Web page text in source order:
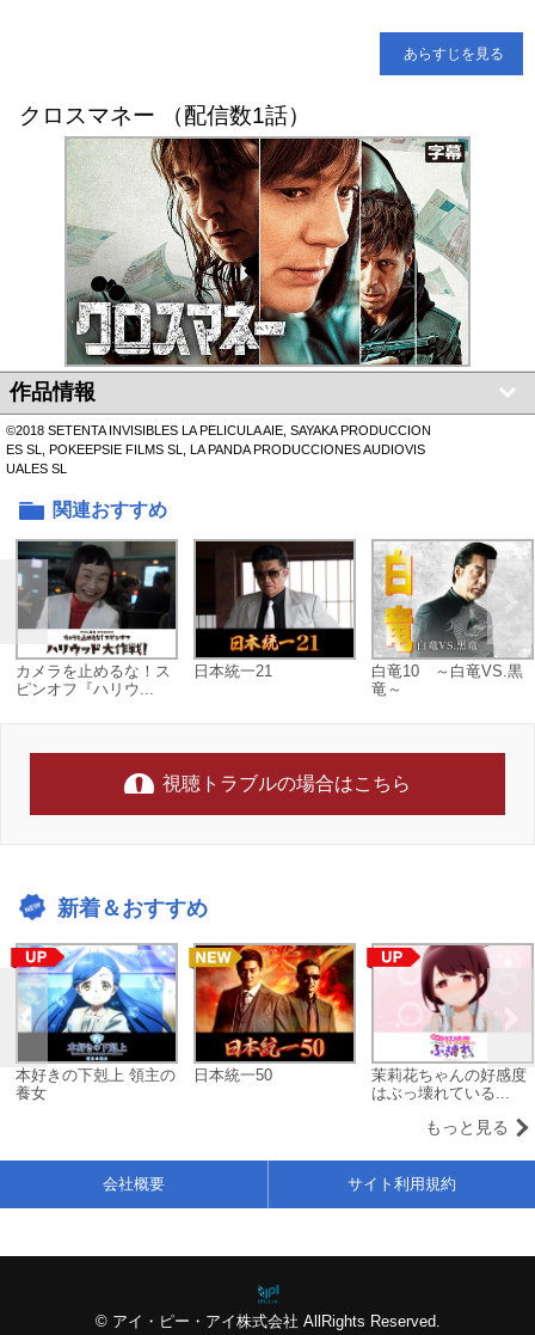
あらすじを見る
クロスマネー （配信数1話）
作品情報
©2018 SETENTA INVISIBLES LA PELICULA AIE, SAYAKA PRODUCCION
ES SL, POKEEPSIE FILMS SL, LA PANDA PRODUCCIONES AUDIOVIS
UALES SL
関連おすすめ
カメラを止めるな！ス
ピンオフ『ハリウ...
日本統一21
白竜10 ～白竜VS.黒
竜～
視聴トラブルの場合はこちら
新着＆おすすめ
本好きの下剋上 領主の
養女
日本統一50
茉莉花ちゃんの好感度
はぶっ壊れている...
もっと見る
© アイ・ピー・アイ株式会社 AllRights Reserved.
会社概要 サイト利用規約